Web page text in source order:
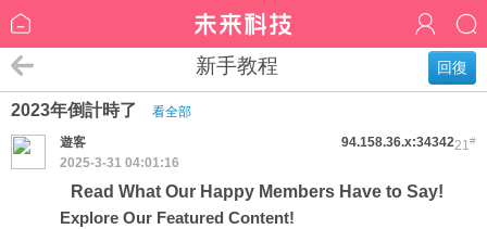
回復
新手教程
2023年倒計時了 看全部
21#
遊客
94.158.36.x:34342
2025-3-31 04:01:16
Read What Our Happy Members Have to Say!
Explore Our Featured Content!